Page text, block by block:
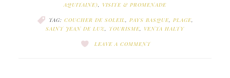
AQUITAINE), VISITE & PROMENADE
TAG: COUCHER DE SOLEIL, PAYS BASQUE, PLAGE,
SAINT JEAN DE LUZ, TOURISME, VENTA HALTY
LEAVE A COMMENT